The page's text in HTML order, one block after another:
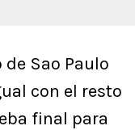
Sao Paulo
con el resto
final para